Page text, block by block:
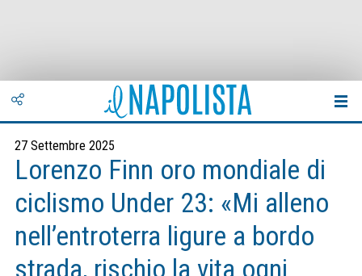
27 Settembre 2025
Lorenzo Finn oro mondiale di
ciclismo Under 23: «Mi alleno
nell’entroterra ligure a bordo
strada, rischio la vita ogni